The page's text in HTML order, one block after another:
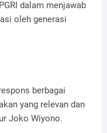
dalam menjawab
oleh generasi
berbagai
yang relevan dan
Joko Wiyono.